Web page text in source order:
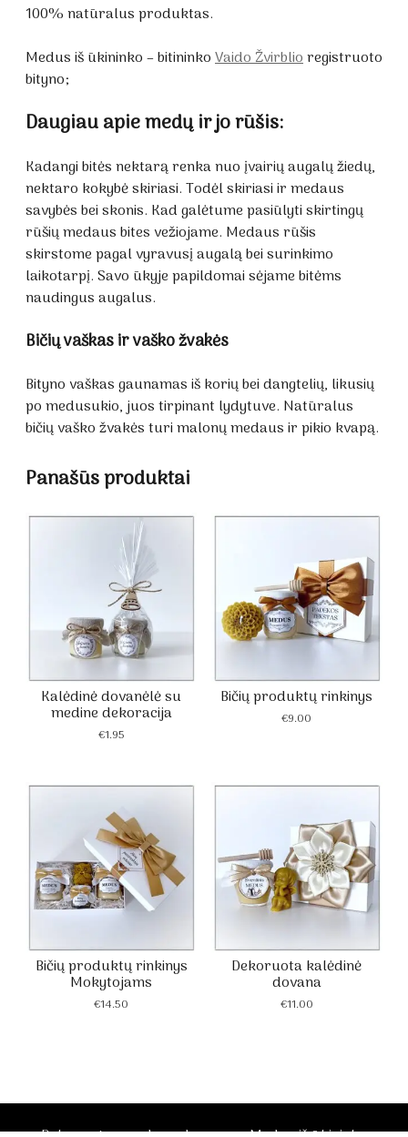
100% natūralus produktas.
Medus iš ūkininko – bitininkoVaido Žvirblioregistruoto
bityno;
Daugiau apie medų ir jo rūšis:
Kadangi bitės nektarą renka nuo įvairių augalų žiedų,
nektaro kokybė skiriasi. Todėl skiriasi ir medaus
savybės bei skonis. Kad galėtume pasiūlyti skirtingų
rūšių medaus bites vežiojame. Medaus rūšis
skirstome pagal vyravusį augalą bei surinkimo
laikotarpį. Savo ūkyje papildomai sėjame bitėms
naudingus augalus.
Bičių vaškas ir vaško žvakės
Bityno vaškas gaunamas iš korių bei dangtelių, likusių
po medusukio, juos tirpinant lydytuve. Natūralus
bičių vaško žvakės turi malonų medaus ir pikio kvapą.
Panašūs produktai
Kalėdinė dovanėlė su
medine dekoracija
€1.95
Bičių produktų rinkinys
€9.00
Bičių produktų rinkinys
Mokytojams
€14.50
Dekoruota kalėdinė
dovana
€11.00